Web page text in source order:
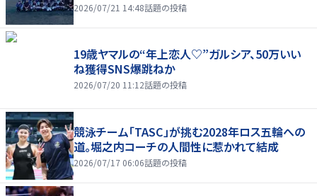
2026/07/21 14:48話題の投稿
19歳ヤマルの“年上恋人♡”ガルシア、50万いい
ね獲得SNS爆跳ねか
2026/07/20 11:12話題の投稿
競泳チーム「TASC」が挑む2028年ロス五輪への
道。堀之内コーチの人間性に惹かれて結成
2026/07/17 06:06話題の投稿